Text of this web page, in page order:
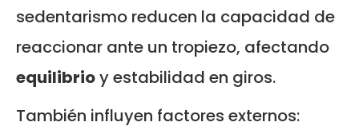
sedentarismo reducen la capacidad de
reaccionar ante un tropiezo, afectando
equilibrioy estabilidad en giros.
También influyen factores externos: